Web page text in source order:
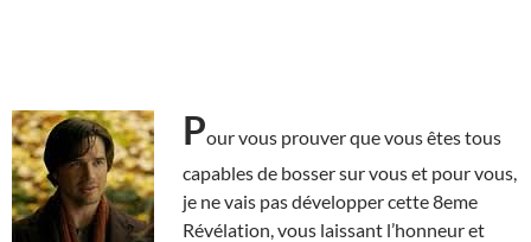
Pour vous prouver que vous êtes tous
capables de bosser sur vous et pour vous,
je ne vais pas développer cette 8eme
Révélation, vous laissant l’honneur et